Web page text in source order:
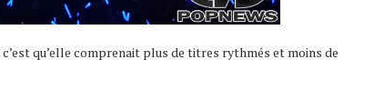
qu’elle comprenait plus de titres rythmés et moins de